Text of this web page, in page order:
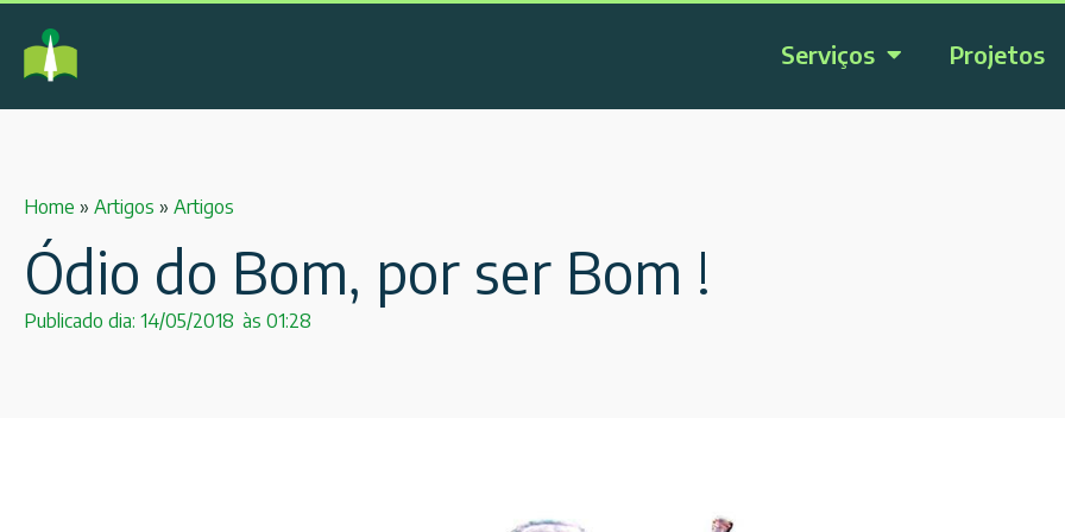
Serviços Projetos
Home » Artigos » Artigos
Ódio do Bom, por ser Bom !
Publicado dia: 14/05/2018 às 01:28